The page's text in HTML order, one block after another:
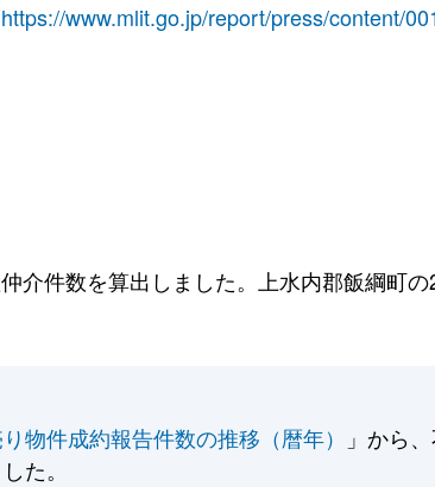
https://www.mlit.go.jp/report/press/content/
介件数を算出しました。上水内郡飯綱町
物件成約報告件数の推移（暦年）
」から
た。